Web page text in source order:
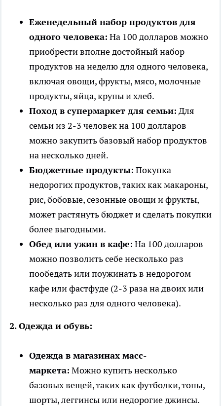
Еженедельный набор продуктов для
одного человека: На 100 долларов можно
приобрести вполне достойный набор
продуктов на неделю для одного человека,
включая овощи, фрукты, мясо, молочные
продукты, яйца, крупы и хлеб.
Поход в супермаркет для семьи: Для
семьи из 2-3 человек на 100 долларов
можно закупить базовый набор продуктов
на несколько дней.
Бюджетные продукты: Покупка
недорогих продуктов, таких как макароны,
рис, бобовые, сезонные овощи и фрукты,
может растянуть бюджет и сделать покупки
более выгодными.
Обед или ужин в кафе: На 100 долларов
можно позволить себе несколько раз
пообедать или поужинать в недорогом
кафе или фастфуде (2-3 раза на двоих или
несколько раз для одного человека).
2. Одежда и обувь:
Одежда в магазинах масс-
маркета: Можно купить несколько
базовых вещей, таких как футболки, топы,
шорты, леггинсы или недорогие джинсы.